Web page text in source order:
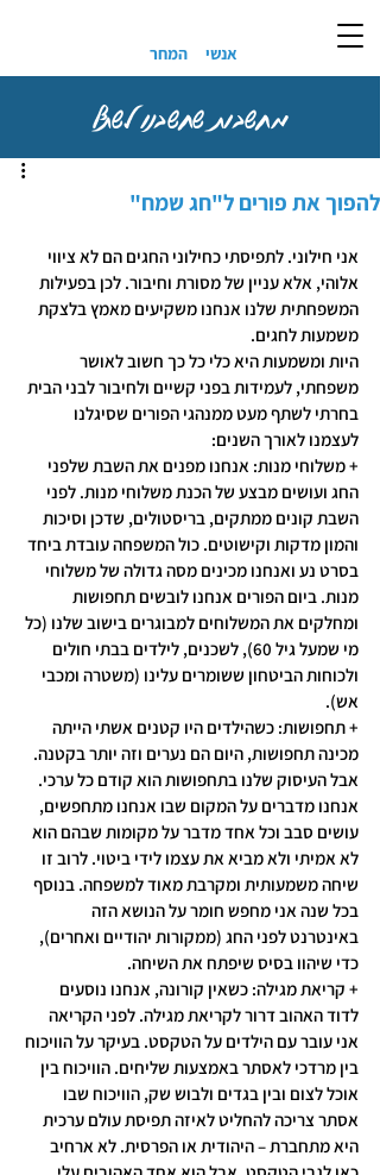
אנשי המחר
מחשבות שחשבנו לשתף
להפוך את פורים ל"חג שמח"
אני חילוני. לתפיסתי כחילוני החגים הם לא ציווי
אלוהי, אלא עניין של מסורת וחיבור. לכן בפעילות
המשפחתית שלנו אנחנו משקיעים מאמץ בלצקת
משמעות לחגים.
היות ומשמעות היא כלי כל כך חשוב לאושר
משפחתי, לעמידות בפני קשיים ולחיבור לבני הבית
בחרתי לשתף מעט ממנהגי הפורים שסיגלנו
לעצמנו לאורך השנים:
+ משלוחי מנות: אנחנו מפנים את השבת שלפני
החג ועושים מבצע של הכנת משלוחי מנות. לפני
השבת קונים ממתקים, בריסטולים, שדכן וסיכות
והמון מדקות וקישוטים. כול המשפחה עובדת ביחד
בסרט נע ואנחנו מכינים מסה גדולה של משלוחי
מנות. ביום הפורים אנחנו לובשים תחפושות
ומחלקים את המשלוחים למבוגרים בישוב שלנו (כל
מי שמעל גיל 60), לשכנים, לילדים בבתי חולים
ולכוחות הביטחון ששומרים עלינו (משטרה ומכבי
אש).
+ תחפושות: כשהילדים היו קטנים אשתי הייתה
מכינה תחפושות, היום הם נערים וזה יותר בקטנה.
אבל העיסוק שלנו בתחפושות הוא קודם כל ערכי.
אנחנו מדברים על המקום שבו אנחנו מתחפשים,
עושים סבב וכל אחד מדבר על מקומות שבהם הוא
לא אמיתי ולא מביא את עצמו לידי ביטוי. לרוב זו
שיחה משמעותית ומקרבת מאוד למשפחה. בנוסף
בכל שנה אני מחפש חומר על הנושא הזה
באינטרנט לפני החג (ממקורות יהודיים ואחרים),
כדי שיהוו בסיס שיפתח את השיחה.
+ קריאת מגילה: כשאין קורונה, אנחנו נוסעים
לדוד האהוב דרור לקריאת מגילה. לפני הקריאה
אני עובר עם הילדים על הטקסט. בעיקר על הוויכוח
בין מרדכי לאסתר באמצעות שליחים. הוויכוח בין
אוכל לצום ובין בגדים ולבוש שק, הוויכוח שבו
אסתר צריכה להחליט לאיזה תפיסת עולם ערכית
היא מתחברת – היהודית או הפרסית. לא ארחיב